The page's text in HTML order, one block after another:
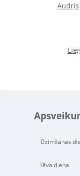
Audris
Dzimšanas
Tēva diena